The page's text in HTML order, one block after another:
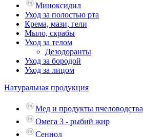
Миноксидил
Уход за полостью рта
Крема, мази, гели
Мыло, скрабы
Уход за телом
Дезодоранты
Уход за бородой
Уход за лицом
Натуральная продукция
Мед и продукты пчеловодства
Омега 3 - рыбий жир
Сеннол